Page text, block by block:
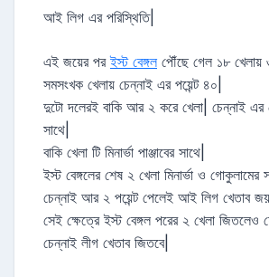
আই লিগ এর পরিস্থিতি|
এই জয়ের পরইস্ট বেঙ্গলপৌঁছে গেল ১৮ খেলায়
সমসংখক খেলায় চেন্নাই এর পয়েন্ট ৪০|
দুটো দলেরই বাকি আর ২ করে খেলা| চেন্নাই এর
সাথে|
বাকি খেলা টি মিনার্ভা পাঞ্জাবের সাথে|
ইস্ট বেঙ্গলের শেষ ২ খেলা মিনার্ভা ও গোকুলামের
চেন্নাই আর ২ পয়েন্ট পেলেই আই লিগ খেতাব
সেই ক্ষেত্রে ইস্ট বেঙ্গল পরের ২ খেলা জিতলেও
চেন্নাই লীগ খেতাব জিতবে|